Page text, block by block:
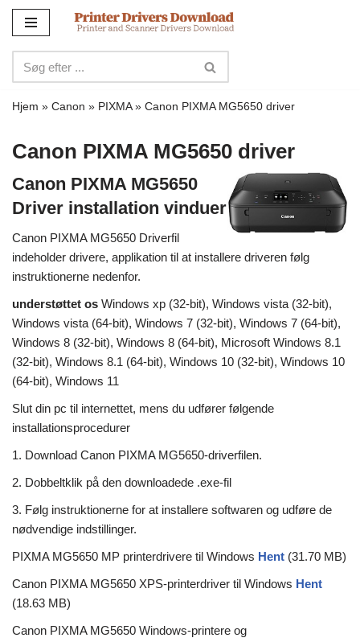
indhold
Hjem » Canon » PIXMA» Canon PIXMA MG5650 driver
Canon PIXMA MG5650 driver
Canon PIXMA MG5650
Driver installation vinduer
Canon PIXMA MG5650 Driverfil
indeholder drivere, applikation til at installere driveren følg
instruktionerne nedenfor.
understøttet os Windows xp (32-bit), Windows vista (32-bit),
Windows vista (64-bit), Windows 7 (32-bit), Windows 7 (64-bit),
Windows 8 (32-bit), Windows 8 (64-bit), Microsoft Windows 8.1
(32-bit), Windows 8.1 (64-bit), Windows 10 (32-bit), Windows 10
(64-bit), Windows 11
Slut din pc til internettet, mens du udfører følgende
installationsprocedurer
1. Download Canon PIXMA MG5650-driverfilen.
2. Dobbeltklik på den downloadede .exe-fil
3. Følg instruktionerne for at installere softwaren og udføre de
nødvendige indstillinger.
PIXMA MG5650 MP printerdrivere til Windows Hent (31.70 MB)
Canon PIXMA MG5650 XPS-printerdriver til Windows Hent
(18.63 MB)
Canon PIXMA MG5650 Windows-printere og